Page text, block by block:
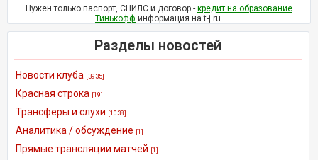
Нужен только паспорт, СНИЛС и договор - кредит на образование
Тинькофф информация на t-j.ru.
Разделы новостей
Новости клуба [3935]
Красная строка [19]
Трансферы и слухи [1038]
Аналитика / обсуждение [1]
Прямые трансляции матчей [1]